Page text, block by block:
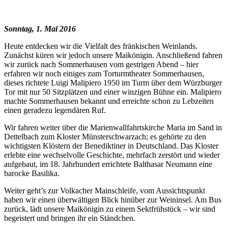
Sonntag, 1. Mai 2016
Heute entdecken wir die Vielfalt des fränkischen Weinlands.
Zunächst küren wir jedoch unsere Maikönigin. Anschließend fahren
wir zurück nach Sommerhausen vom gestrigen Abend – hier
erfahren wir noch einiges zum Torturmtheater Sommerhausen,
dieses richtete Luigi Malipiero 1950 im Turm über dem Würzburger
Tor mit nur 50 Sitzplätzen und einer winzigen Bühne ein. Malipiero
machte Sommerhausen bekannt und erreichte schon zu Lebzeiten
einen geradezu legendären Ruf.
Wir fahren weiter über die Marienwallfahrtskirche Maria im Sand in
Dettelbach zum Kloster Münsterschwarzach; es gehörte zu den
wichtigsten Klöstern der Benediktiner in Deutschland. Das Kloster
erlebte eine wechselvolle Geschichte, mehrfach zerstört und wieder
aufgebaut, im 18. Jahrhundert errichtete Balthasar Neumann eine
barocke Basilika.
Weiter geht’s zur Volkacher Mainschleife, vom Aussichtspunkt
haben wir einen überwältigen Blick hinüber zur Weininsel. Am Bus
zurück, lädt unsere Maikönigin zu einem Sektfrühstück – wir sind
begeistert und bringen ihr ein Ständchen.